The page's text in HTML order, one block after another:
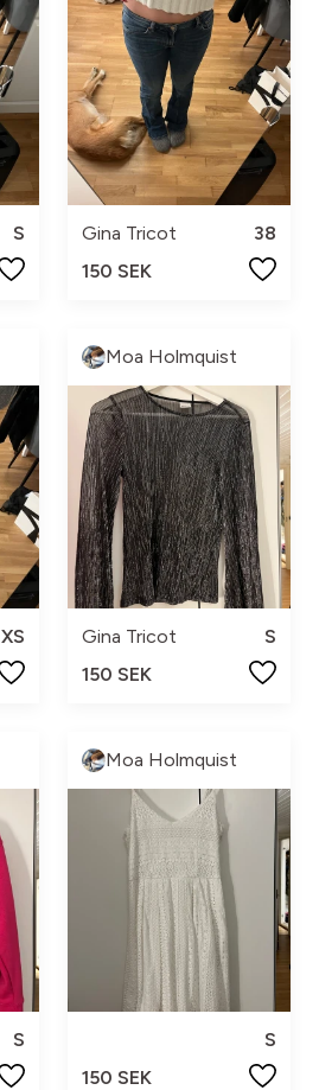
S
Gina Tricot
38
150 SEK
XS
Moa Holmquist
Gina Tricot
S
150 SEK
S
Moa Holmquist
S
150 SEK